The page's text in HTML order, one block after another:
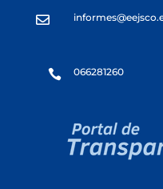

 066281260